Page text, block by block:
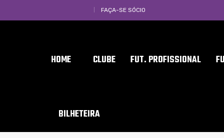
FAÇA-SE SÓCIO
HOME CLUBE FUT. PROFISSIONAL
BILHETEIRA